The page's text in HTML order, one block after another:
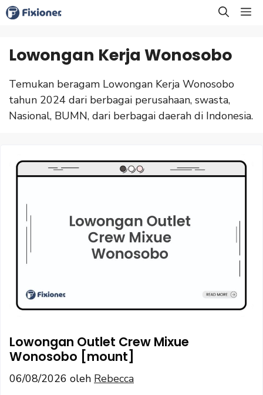
Langsung
ke
Lowongan Kerja Wonosobo
Temukan beragam Lowongan Kerja Wonosobo
tahun 2024 dari berbagai perusahaan, swasta,
Nasional, BUMN, dari berbagai daerah di Indonesia.
Lowongan Outlet Crew Mixue
Wonosobo [mount]
06/08/2026 oleh Rebecca